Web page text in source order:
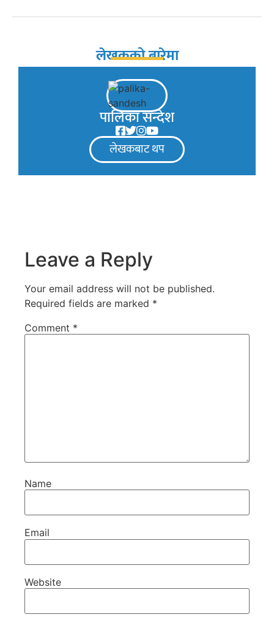
लेखकको बारेमा
पालिका सन्देश
लेखकबाट थप
Leave a Reply
Your email address will not be published.
Required fields are marked *
Comment *
Name
Email
Website